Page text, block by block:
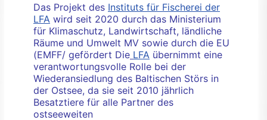
Das Projekt des Instituts für Fischerei der
LFA wird seit 2020 durch das Ministerium
für Klimaschutz, Landwirtschaft, ländliche
Räume und Umwelt MV sowie durch die EU
(EMFF/ gefördert Die LFA übernimmt eine
verantwortungsvolle Rolle bei der
Wiederansiedlung des Baltischen Störs in
der Ostsee, da sie seit 2010 jährlich
Besatztiere für alle Partner des
ostseeweiten